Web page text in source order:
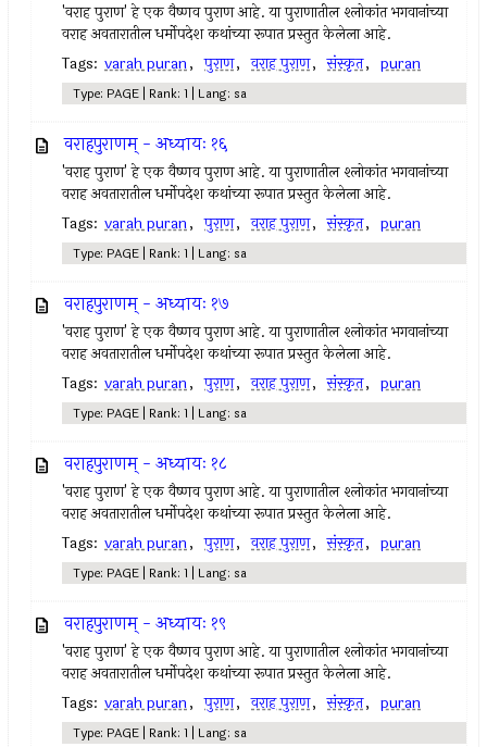
'वराह पुराण' हे एक वैष्णव पुराण आहे. या पुराणातील श्लोकांत भगवानांच्या
वराह अवतारातील धर्मोपदेश कथांच्या रूपात प्रस्तुत केलेला आहे.
Tags: varah puran, पुराण, वराह पुराण, संस्कृत, puran
Type: PAGE | Rank: 1 | Lang: sa
वराहपुराणम् - अध्यायः १६
'वराह पुराण' हे एक वैष्णव पुराण आहे. या पुराणातील श्लोकांत भगवानांच्या
वराह अवतारातील धर्मोपदेश कथांच्या रूपात प्रस्तुत केलेला आहे.
Tags: varah puran, पुराण, वराह पुराण, संस्कृत, puran
Type: PAGE | Rank: 1 | Lang: sa
वराहपुराणम् - अध्यायः १७
'वराह पुराण' हे एक वैष्णव पुराण आहे. या पुराणातील श्लोकांत भगवानांच्या
वराह अवतारातील धर्मोपदेश कथांच्या रूपात प्रस्तुत केलेला आहे.
Tags: varah puran, पुराण, वराह पुराण, संस्कृत, puran
Type: PAGE | Rank: 1 | Lang: sa
वराहपुराणम् - अध्यायः १८
'वराह पुराण' हे एक वैष्णव पुराण आहे. या पुराणातील श्लोकांत भगवानांच्या
वराह अवतारातील धर्मोपदेश कथांच्या रूपात प्रस्तुत केलेला आहे.
Tags: varah puran, पुराण, वराह पुराण, संस्कृत, puran
Type: PAGE | Rank: 1 | Lang: sa
वराहपुराणम् - अध्यायः १९
'वराह पुराण' हे एक वैष्णव पुराण आहे. या पुराणातील श्लोकांत भगवानांच्या
वराह अवतारातील धर्मोपदेश कथांच्या रूपात प्रस्तुत केलेला आहे.
Tags: varah puran, पुराण, वराह पुराण, संस्कृत, puran
Type: PAGE | Rank: 1 | Lang: sa